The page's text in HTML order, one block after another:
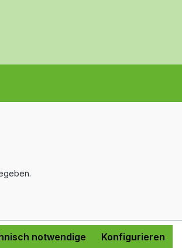
notwendige Konfigurieren